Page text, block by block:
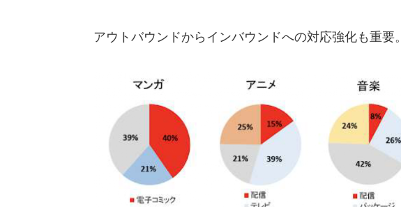
アウトバウンドからインバウンドへの対応強化も重要。